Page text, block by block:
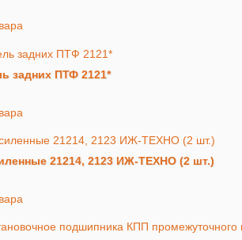
задних ПТФ 2121*
21214, 2123 ИЖ-ТЕХНО (2 шт.)